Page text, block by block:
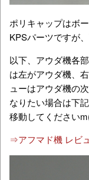
ポリキャップはボ
KPSパーツですが
以下、アウダ機各
は左がアウダ機、
ューはアウダ機の
なりたい場合は下
移動してください
⇒アフマド機 レビ